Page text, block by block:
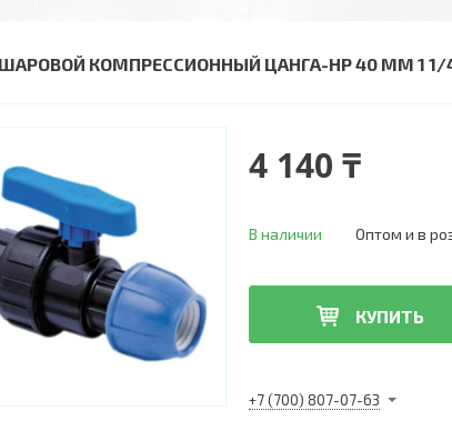
КОМПРЕССИОННЫЙ ЦАНГА-НР 40 ММ 1
4 140 ₸
В наличии Оптом и в
КУПИТЬ
+7 (700) 807-07-63